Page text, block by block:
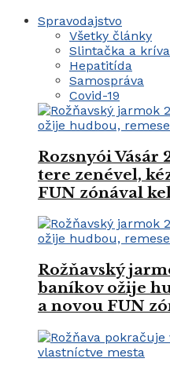
Spravodajstvo
Všetky články
Slintačka a
Hepatitída
Samospráva
Covid-19
Rozsnyói Vásár
tere zenével,
FUN zónával
Rožňavský
baníkov ožije
a novou FUN